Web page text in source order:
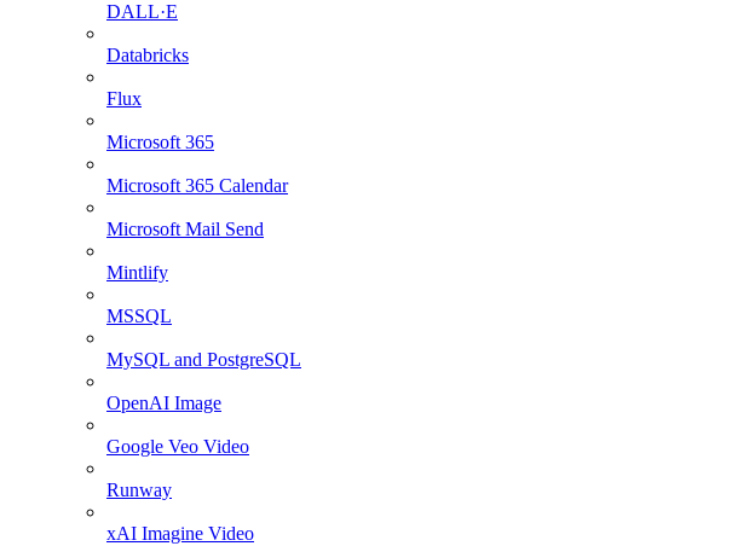
DALL·E
Databricks
Flux
Microsoft 365
Microsoft 365 Calendar
Microsoft Mail Send
Mintlify
MSSQL
MySQL and PostgreSQL
OpenAI Image
Google Veo Video
Runway
xAI Imagine Video